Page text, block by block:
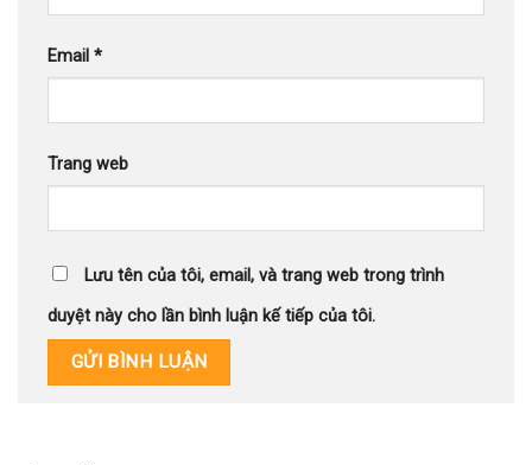
Email *
Trang web
Lưu tên của tôi, email, và trang web trong trình
duyệt này cho lần bình luận kế tiếp của tôi.